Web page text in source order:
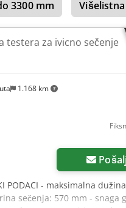
velikim digitalnim prikazom.
800 mm. • Kontrolni
ekranom osetljivim na
snage 30 mW za prikaz
pričvršćivanje. • Sigurnosni
testera sa karbidnim
oprema o Kontrolni
usisavanje: Ø 160 mm o
30 m/s o Ukupna
• Specifikacije su date
Pregled mašine je moguć
na platformi za dodatne
3300 mm
1.168 km
testera za ivicno sečenje
PODACI - maksimalna
sečenja: 570 mm - snaga